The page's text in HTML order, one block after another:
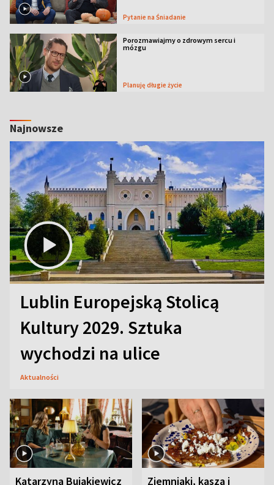
Pytanie na Śniadanie
Porozmawiajmy o zdrowym sercu i
mózgu
Planuję długie życie
Najnowsze
Lublin Europejską Stolicą
Kultury 2029. Sztuka
wychodzi na ulice
Aktualności
Katarzyna Bujakiewicz Ziemniaki, kasza i